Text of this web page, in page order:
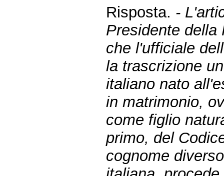
Risposta. -
Presidente della
che l'ufficiale
la trascrizione
italiano nato
in matrimonio,
come figlio
primo, del
cognome